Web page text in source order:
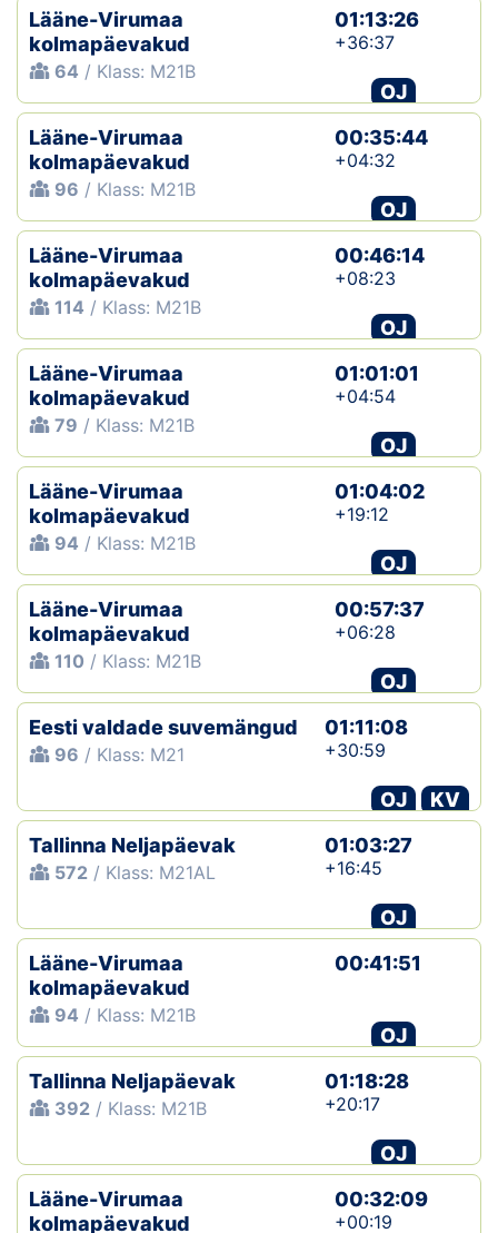
Lääne-Virumaa
kolmapäevakud
64 / Klass: M21B
01:13:26
+36:37
OJ
Lääne-Virumaa
kolmapäevakud
96 / Klass: M21B
00:35:44
+04:32
OJ
Lääne-Virumaa
kolmapäevakud
114 / Klass: M21B
00:46:14
+08:23
OJ
Lääne-Virumaa
kolmapäevakud
79 / Klass: M21B
01:01:01
+04:54
OJ
Lääne-Virumaa
kolmapäevakud
94 / Klass: M21B
01:04:02
+19:12
OJ
Lääne-Virumaa
kolmapäevakud
110 / Klass: M21B
00:57:37
+06:28
OJ
Eesti valdade suvemängud
96 / Klass: M21
01:11:08
+30:59
OJ
KV
Tallinna Neljapäevak
572 / Klass: M21AL
01:03:27
+16:45
OJ
Lääne-Virumaa
kolmapäevakud
94 / Klass: M21B
00:41:51
OJ
Tallinna Neljapäevak
392 / Klass: M21B
01:18:28
+20:17
OJ
Lääne-Virumaa
kolmapäevakud
00:32:09
+00:19